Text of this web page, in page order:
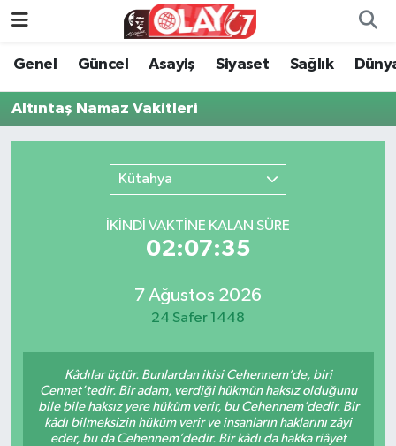
Genel Güncel Asayiş Siyaset Sağlık
Altıntaş Namaz Vakitleri
Kütahya
İKINDI VAKTİNE KALAN SÜRE
02:07:35
7 Ağustos 2026
24 Safer 1448
Kâdılar üçtür. Bunlardan ikisi Cehennem’de, biri
Cennet’tedir. Bir adam, verdiği hükmün haksız olduğunu
bile bile haksız yere hüküm verir, bu Cehennem’dedir. Bir
kâdı bilmeksizin hüküm verir ve insanların haklarını zâyi
eder, bu da Cehennem’dedir. Bir kâdı da hakka riâyet
KATEGORİSİZ
ANA SAYFA
Kültür Sanat
Dünya
Genel
Güncel
Eğitim
Spor
Zonguldak Nöbetçi Eczaneler
Zonguldak Hava Durumu
Süper Lig Puan Durumu ve Fikstür
Tüm Manşetler
Haber Arşivi